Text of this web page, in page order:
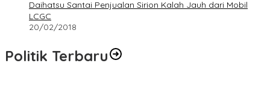
Daihatsu Santai Penjualan Sirion Kalah Jauh dari Mobil
LCGC
20/02/2018
Politik Terbaru